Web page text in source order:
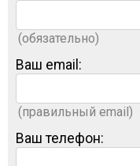
(обязательно)
Ваш email:
(правильный email)
Ваш телефон: